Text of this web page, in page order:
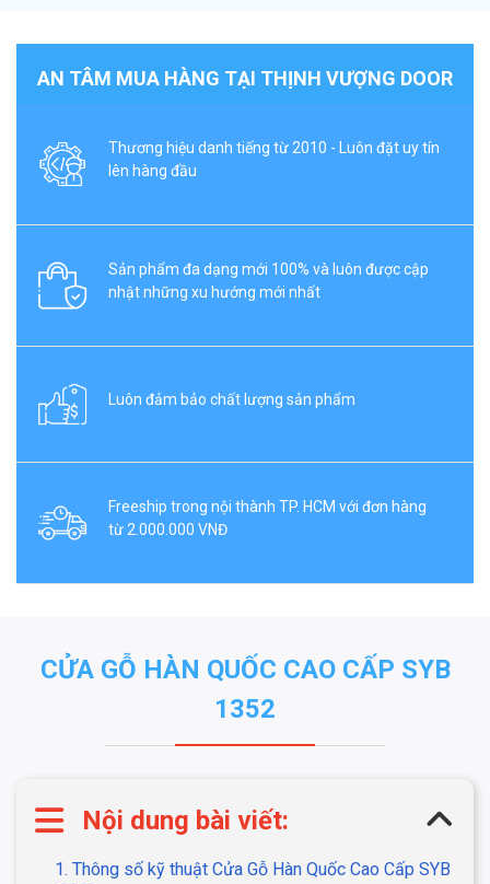
AN TÂM MUA HÀNG TẠI THỊNH VƯỢNG DOOR
Thương hiệu danh tiếng từ 2010 - Luôn đặt uy tín
lên hàng đầu
Sản phẩm đa dạng mới 100% và luôn được cập
nhật những xu hướng mới nhất
Luôn đảm bảo chất lượng sản phẩm
Freeship trong nội thành TP. HCM với đơn hàng
từ 2.000.000 VNĐ
CỬA GỖ HÀN QUỐC CAO CẤP SYB
1352
Nội dung bài viết:
1. Thông số kỹ thuật Cửa Gỗ Hàn Quốc Cao Cấp SYB